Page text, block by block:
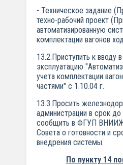
- Техническое задание
техно-рабочий проект
автоматизированную
комплектации вагонов
13.2.Приступить к вводу
эксплуатацию
учета комплектации
частями" с 1.10.04 г.
13.3.Просить
администрации в срок до
сообщить в ФГУП
Совета о готовности и
внедрения системы.
По пункту 14